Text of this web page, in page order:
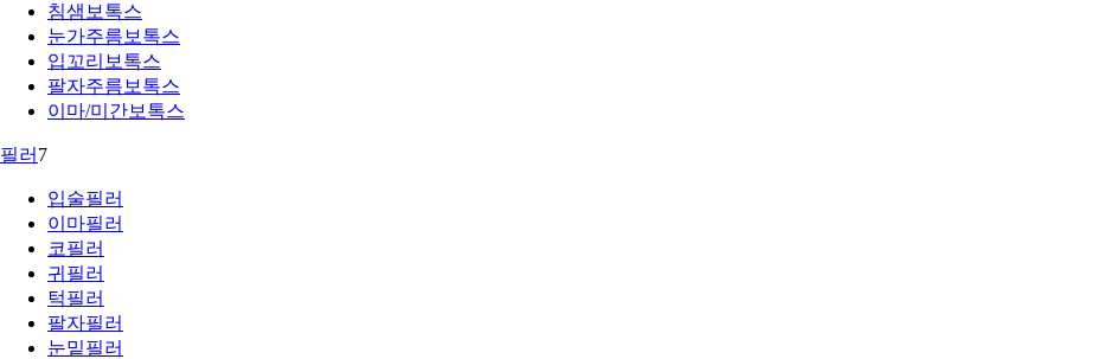
침샘보톡스
눈가주름보톡스
입꼬리보톡스
팔자주름보톡스
이마/미간보톡스
필러 7
입술필러
이마필러
코필러
귀필러
턱필러
팔자필러
눈밑필러